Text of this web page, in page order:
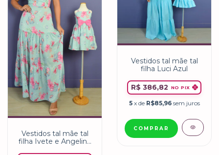
Vestidos tal mãe tal
filha Ivete e Angelina
Vestidos tal mãe tal
filha Luci Azul
R$ 386,82 NO PIX
5 x de R$85,96 sem juros
COMPRAR